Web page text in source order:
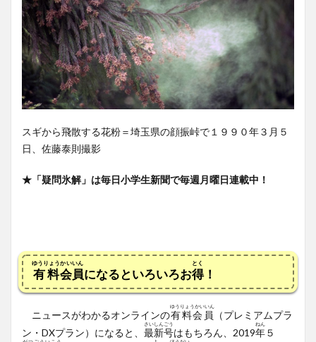
スギから飛散する花粉＝埼玉県の顔振峠で１９９０年３月５
日、佐藤泰則撮影
★「疑問氷解」は毎日小学生新聞で毎週月曜日連載中！
有料
ゆうりょう
会員
かいいん
になるといろいろお得
とく
！
ニュースがわかるオンラインの有料会員
ゆうりょうかいいん
（プレミアムプラ
ン・DXプラン） になると、 最新号
さいしんごう
はもちろん、2019年
ねん
５